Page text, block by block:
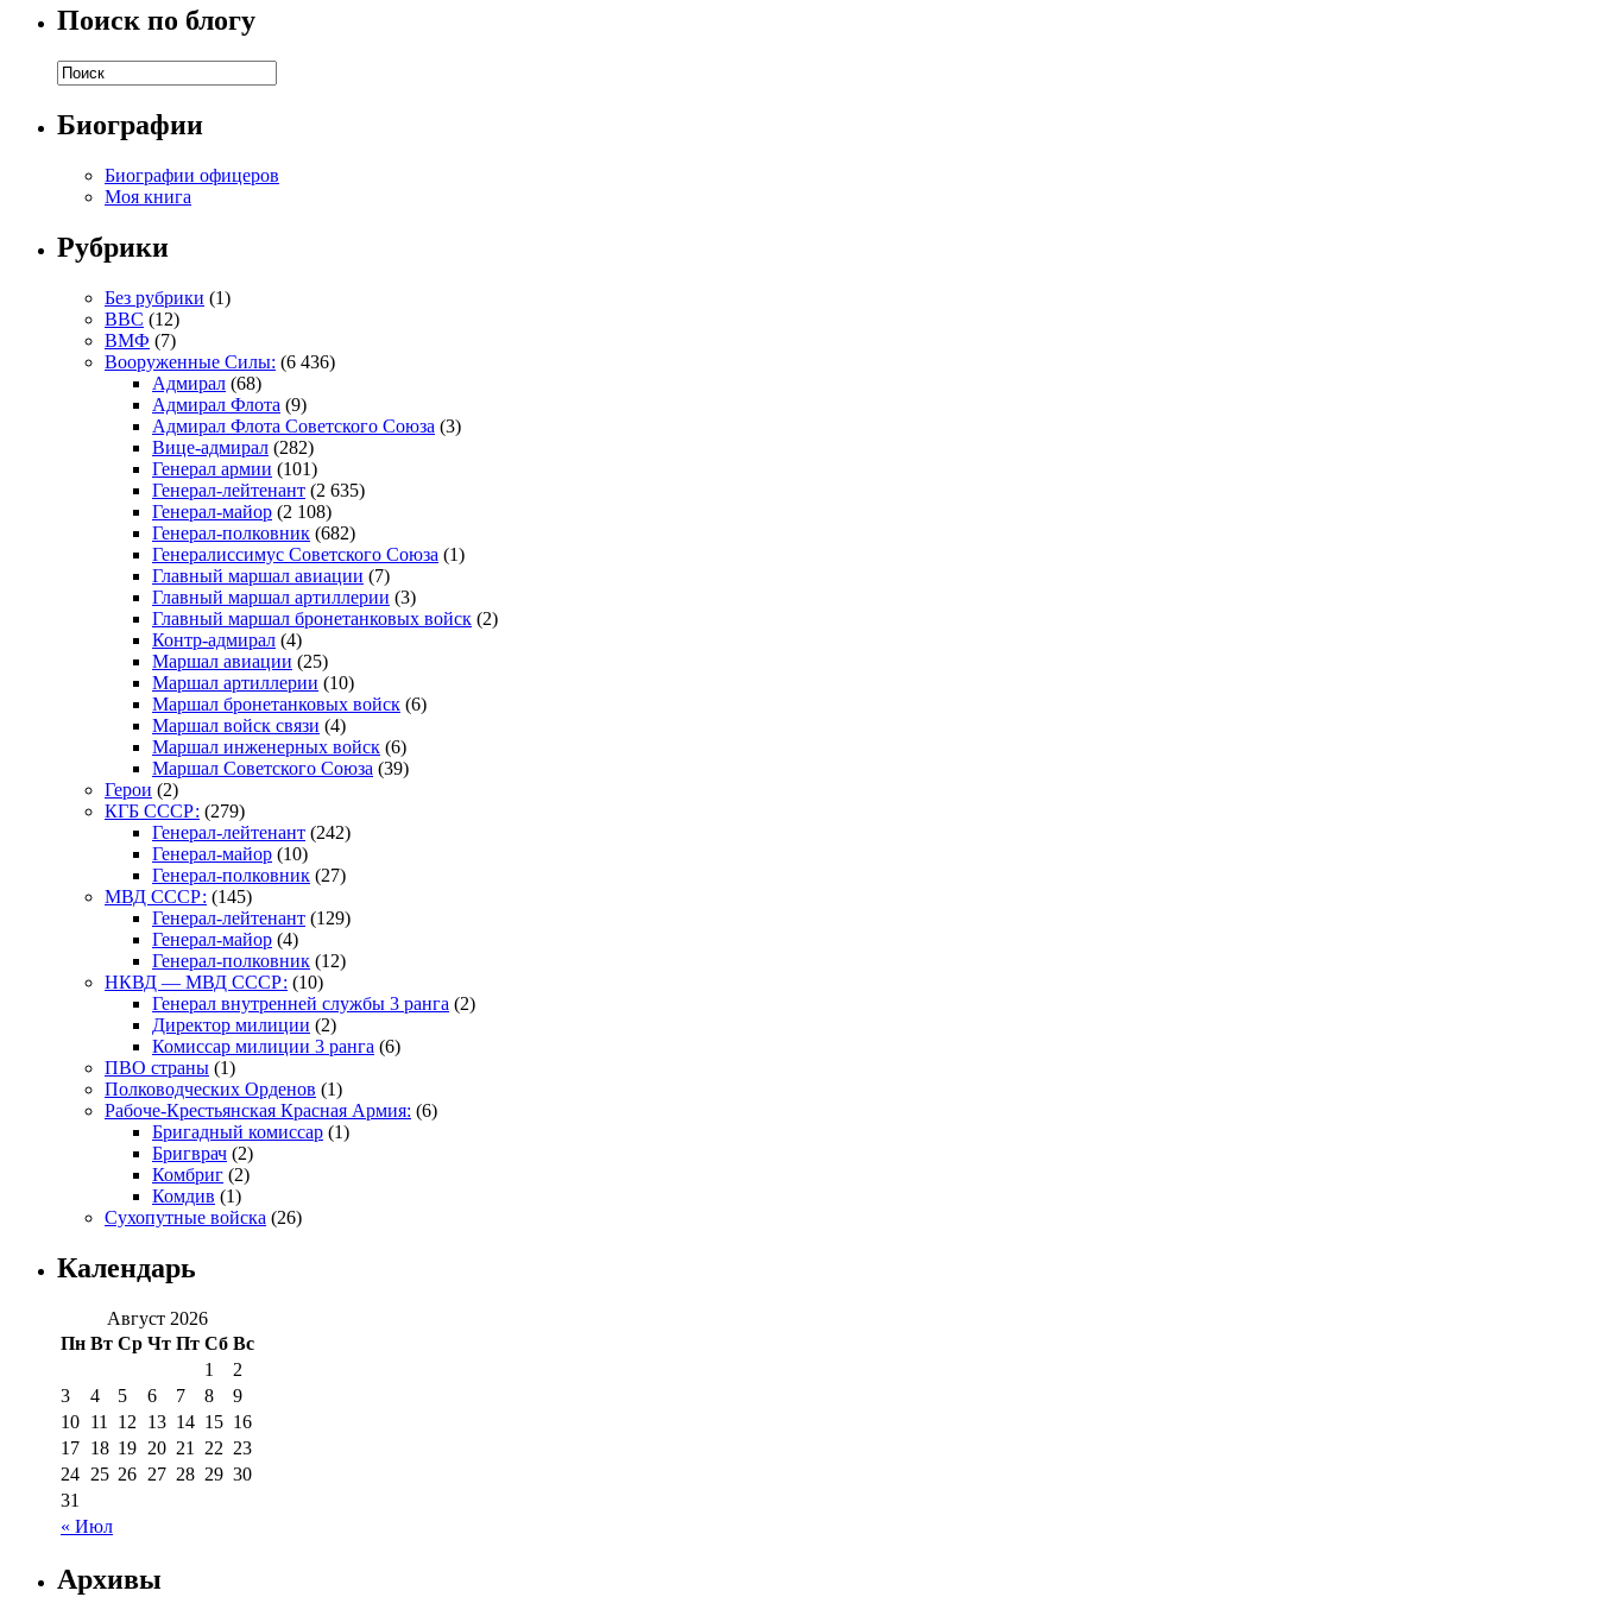
Поиск по блогу
Биографии
Биографии офицеров
Моя книга
Рубрики
Без рубрики (1)
ВВС (12)
ВМФ (7)
Вооруженные Силы: (6 436)
Адмирал (68)
Адмирал Флота (9)
Адмирал Флота Советского Союза (3)
Вице-адмирал (282)
Генерал армии (101)
Генерал-лейтенант (2 635)
Генерал-майор (2 108)
Генерал-полковник (682)
Генералиссимус Советского Союза (1)
Главный маршал авиации (7)
Главный маршал артиллерии (3)
Главный маршал бронетанковых войск (2)
Контр-адмирал (4)
Маршал авиации (25)
Маршал артиллерии (10)
Маршал бронетанковых войск (6)
Маршал войск связи (4)
Маршал инженерных войск (6)
Маршал Советского Союза (39)
Герои (2)
КГБ СССР: (279)
Генерал-лейтенант (242)
Генерал-майор (10)
Генерал-полковник (27)
МВД СССР: (145)
Генерал-лейтенант (129)
Генерал-майор (4)
Генерал-полковник (12)
НКВД — МВД СССР: (10)
Генерал внутренней службы 3 ранга (2)
Директор милиции (2)
Комиссар милиции 3 ранга (6)
ПВО страны (1)
Полководческих Орденов (1)
Рабоче-Крестьянская Красная Армия: (6)
Бригадный комиссар (1)
Бригврач (2)
Комбриг (2)
Комдив (1)
Сухопутные войска (26)
Календарь
Август 2026
Пн Вт Ср Чт Пт Сб Вс
« Июл
1
2
3
4 5 6 7 8
9
10 11 12 13 14 15 16
17 18 19 20 21 22 23
24 25 26 27 28 29 30
31
Архивы